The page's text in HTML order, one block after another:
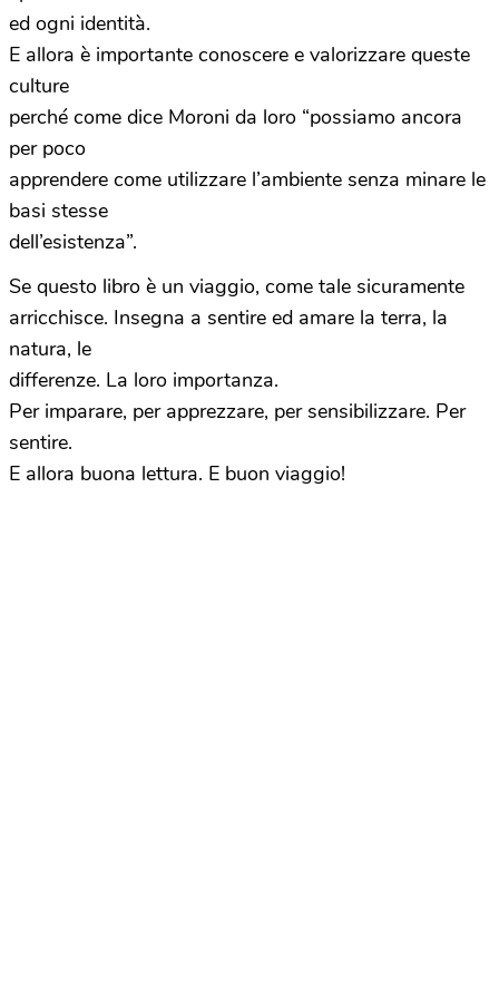
ed ogni identità.
E allora è importante conoscere e valorizzare queste
culture
perché come dice Moroni da loro “possiamo ancora
per poco
apprendere come utilizzare l’ambiente senza minare le
basi stesse
dell’esistenza”.
Se questo libro è un viaggio, come tale sicuramente
arricchisce. Insegna a sentire ed amare la terra, la
natura, le
differenze. La loro importanza.
Per imparare, per apprezzare, per sensibilizzare. Per
sentire.
E allora buona lettura. E buon viaggio!